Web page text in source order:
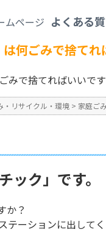
よくある
は何ごみで捨て
みで捨てればいいで
・リサイクル・環境 > 家庭ご
ック」です。
か？
テーションに出して